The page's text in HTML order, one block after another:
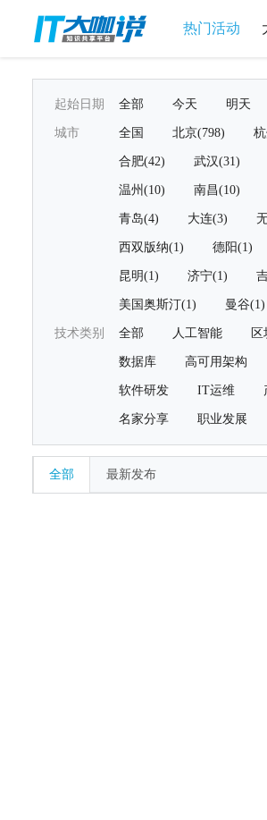
热门活动
起始日期 全部 今天 明天
城市 全国 北京(798)
合肥(42) 武汉(31)
温州(10) 南昌(10)
青岛(4) 大连(3)
西双版纳(1) 德阳(1)
昆明(1) 济宁(1)
美国奥斯汀(1) 曼谷(1)
技术类别 全部 人工智能
数据库 高可用架构
软件研发 IT运维
名家分享 职业发展
全部 最新发布